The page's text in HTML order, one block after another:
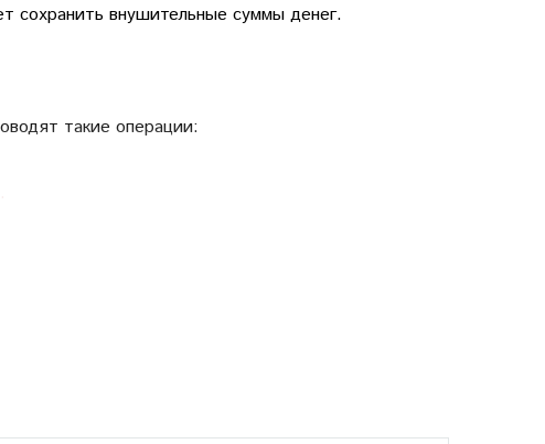
сохранить внушительные суммы денег.
такие операции:
с помощью профессиональных инструментов.
можно навредить автомобилю, спровоцировав
замену.